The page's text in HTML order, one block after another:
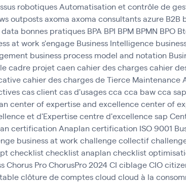
robotiquesAutomatisation et contrôle de
outpostsaxoma axoma consultantsazure B2B
bonnes pratiques BPA BPI BPM BPMN BPO
at work s'engage Business Intelligence
business process model and notation
cadre projetcaen cahier des chargescahier
cahier des charges de Tierce Maintenance
cas clientcas d'usagescca cca bawcca sap
center of expertise and excellencecenter of
et d'Expertisecentre d'excellence sap
certification Anaplan certification ISO 9001
business at work challenge collectif
checklistchecklist anaplan checklist
Chorus ProChorusPro 2024CI ciblageCIO
clôture de comptescloud cloud à la